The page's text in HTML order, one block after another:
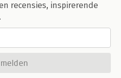
recensies, inspirerende